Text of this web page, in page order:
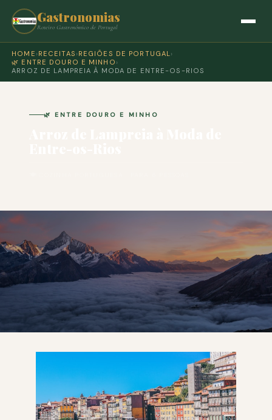
Gastronomias
Roteiro Gastronómico de Portugal
HOME › RECEITAS › REGIÕES DE PORTUGAL›
🌿 ENTRE DOURO E MINHO ›
ARROZ DE LAMPREIA À MODA DE ENTRE-OS-RIOS
🌿 ENTRE DOURO E MINHO